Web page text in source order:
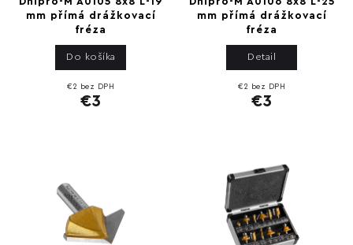
mm přímá drážkovací
fréza
€2 bez DPH
€3
Do košíka
mm přímá drážkovací
fréza
€2 bez DPH
€3
Detail